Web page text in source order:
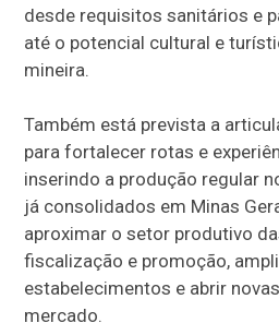
desde requisitos sanitários e
até o potencial cultural e
mineira.
Também está prevista a
para fortalecer rotas e
inserindo a produção regular
já consolidados em Minas
aproximar o setor produtivo
fiscalização e promoção,
estabelecimentos e abrir
mercado.